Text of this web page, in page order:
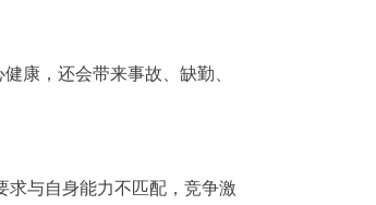
康，还会带来事故、缺勤、
求与自身能力不匹配，竞争激